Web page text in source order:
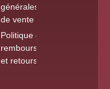
générales
de vente
Politique de
remboursements
et retours